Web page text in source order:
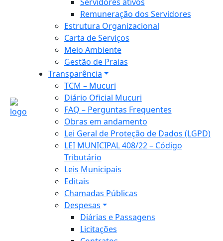
Remuneração dos Servidores
Estrutura Organizacional
Carta de Serviços
Meio Ambiente
Gestão de Praias
Transparência
TCM – Mucuri
Diário Oficial Mucuri
FAQ – Perguntas Frequentes
Obras em andamento
Lei Geral de Proteção de Dados (LGPD)
LEI MUNICIPAL 408/22 – Código
Tributário
Leis Municipais
Editais
Chamadas Públicas
Despesas
Diárias e Passagens
Licitações